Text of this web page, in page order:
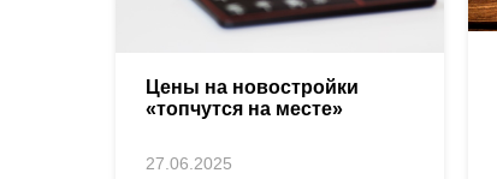
Цены на новостройки
«топчутся на месте»
27.06.2025